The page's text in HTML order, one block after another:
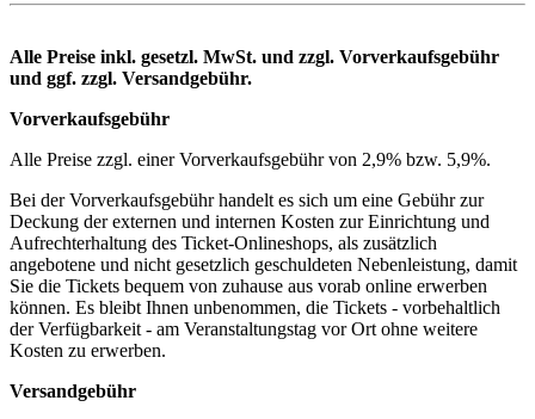
Alle Preise inkl. gesetzl. MwSt. und zzgl. Vorverkaufsgebühr
und ggf. zzgl. Versandgebühr.
Vorverkaufsgebühr
Alle Preise zzgl. einer Vorverkaufsgebühr von 2,9% bzw. 5,9%.
Bei der Vorverkaufsgebühr handelt es sich um eine Gebühr zur
Deckung der externen und internen Kosten zur Einrichtung und
Aufrechterhaltung des Ticket-Onlineshops, als zusätzlich
angebotene und nicht gesetzlich geschuldeten Nebenleistung, damit
Sie die Tickets bequem von zuhause aus vorab online erwerben
können. Es bleibt Ihnen unbenommen, die Tickets - vorbehaltlich
der Verfügbarkeit - am Veranstaltungstag vor Ort ohne weitere
Kosten zu erwerben.
Versandgebühr